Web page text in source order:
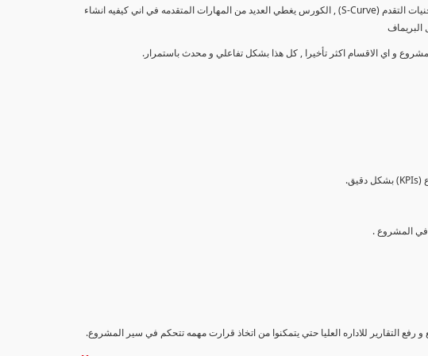
تهدف هذه الدورة إلى تزويد المشاركين بالمهارات والمعرفة اللازمة لإنشاء وتحليل منحنيات التقدم (S-Curve) , الكورس يغطي العديد من المهارات المتقدمه في اني كيفيه انشاء
التقارير للاداره العليا حتي يتمكنوا من اتخاذ قرارت مهمه تتحكم في سير المشروع.